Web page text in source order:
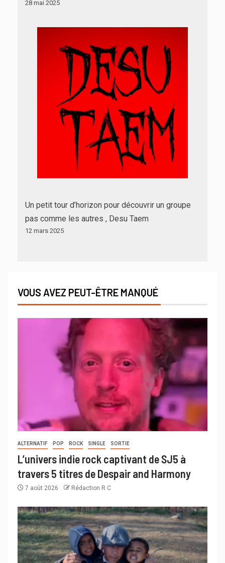
28 mai 2025
Un petit tour d’horizon pour découvrir un groupe
pas comme les autres , Desu Taem
12 mars 2025
VOUS AVEZ PEUT-ÊTRE MANQUÉ
ALTERNATIF POP ROCK SINGLE SORTIE
L’univers indie rock captivant de SJ5 à
travers 5 titres de Despair and Harmony
7 août 2026 Rédaction R C